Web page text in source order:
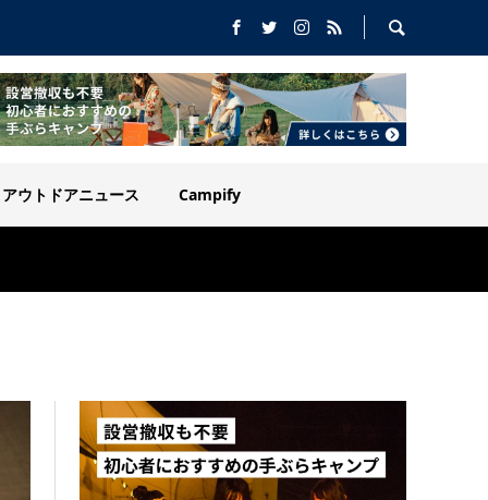
アウトドアニュース Campify